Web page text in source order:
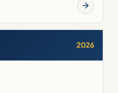
2026